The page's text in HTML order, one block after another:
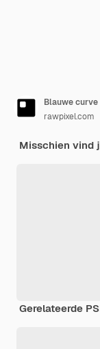
Blauwe
rawpixel.com
Misschien vind
Gerelateerde